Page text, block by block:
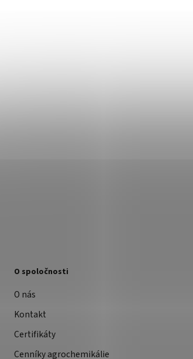
O spoločnosti
O nás
Kontakt
Certifikáty
Cenníky agrochemikálie